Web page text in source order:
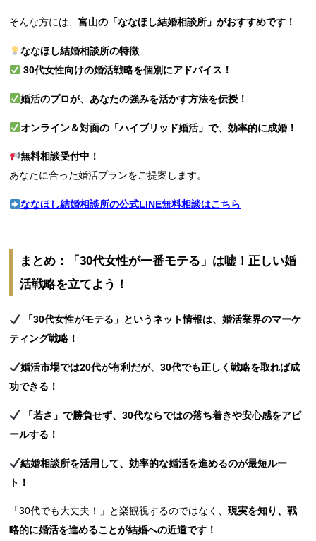
そんな方には、富山の「ななほし結婚相談所」がおすすめです！
ななほし結婚相談所の特徴
30代女性向けの婚活戦略を個別にアドバイス！
婚活のプロが、あなたの強みを活かす方法を伝授！
オンライン＆対面の「ハイブリッド婚活」で、効率的に成婚！
無料相談受付中！
あなたに合った婚活プランをご提案します。
ななほし結婚相談所の公式LINE無料相談はこちら
まとめ：「30代女性が一番モテる」は嘘！正しい婚
活戦略を立てよう！
「30代女性がモテる」というネット情報は、婚活業界のマーケ
ティング戦略！
婚活市場では20代が有利だが、30代でも正しく戦略を取れば成
功できる！
「若さ」で勝負せず、30代ならではの落ち着きや安心感をアピ
ールする！
結婚相談所を活用して、効率的な婚活を進めるのが最短ルー
ト！
「30代でも大丈夫！」と楽観視するのではなく、現実を知り、戦
略的に婚活を進めることが結婚への近道です！